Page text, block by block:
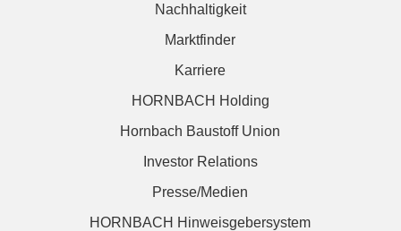
Nachhaltigkeit
Marktfinder
Karriere
HORNBACH Holding
Hornbach Baustoff Union
Investor Relations
Presse/Medien
HORNBACH Hinweisgebersystem